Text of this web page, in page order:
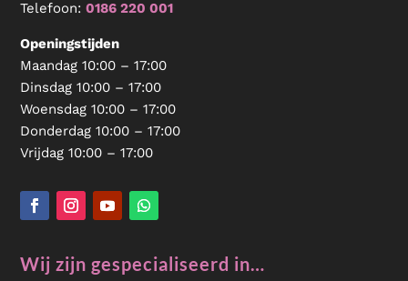
Telefoon:0186 220 001
Openingstijden
Maandag 10:00 – 17:00
Dinsdag 10:00 – 17:00
Woensdag 10:00 – 17:00
Donderdag 10:00 – 17:00
Vrijdag 10:00 – 17:00
Wij zijn gespecialiseerd in…